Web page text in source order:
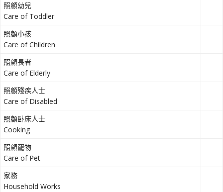
照顧幼兒
Care of Toddler
照顧小孩
Care of Children
照顧長者
Care of Elderly
照顧殘疾人士
Care of Disabled
照顧卧床人士
Cooking
照顧寵物
Care of Pet
家務
Household Works